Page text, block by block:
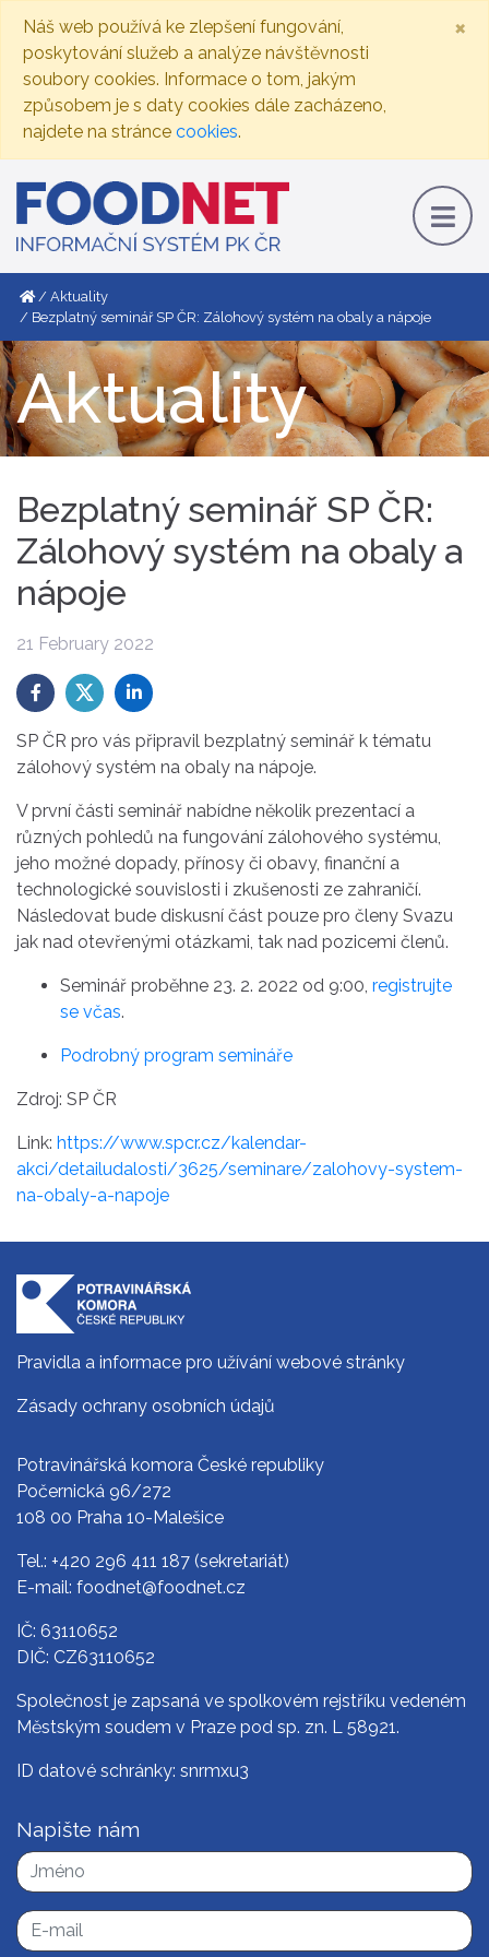
Náš web používá ke zlepšení fungování,
poskytování služeb a analýze návštěvnosti
soubory cookies. Informace o tom, jakým
způsobem je s daty cookies dále zacházeno,
najdete na stránce cookies.
×
Aktuality
Bezplatný seminář SP ČR: Zálohový systém na obaly a nápoje
Aktuality
Bezplatný seminář SP ČR:
Zálohový systém na obaly a
nápoje
21 February 2022
SP ČR pro vás připravil bezplatný seminář k tématu
zálohový systém na obaly na nápoje.
V první části seminář nabídne několik prezentací a
různých pohledů na fungování zálohového systému,
jeho možné dopady, přínosy či obavy, finanční a
technologické souvislosti i zkušenosti ze zahraničí.
Následovat bude diskusní část pouze pro členy Svazu
jak nad otevřenými otázkami, tak nad pozicemi členů.
Seminář proběhne 23. 2. 2022 od 9:00, registrujte
se včas.
Podrobný program semináře
Zdroj: SP ČR
Link: https://www.spcr.cz/kalendar-
akci/detailudalosti/3625/seminare/zalohovy-system-
na-obaly-a-napoje
Pravidla a informace pro užívání webové stránky
Zásady ochrany osobních údajů
Potravinářská komora České republiky
Počernická 96/272
108 00 Praha 10-Malešice
Tel.: +420 296 411 187 (sekretariát)
E-mail: foodnet@foodnet.cz
IČ: 63110652
DIČ: CZ63110652
Společnost je zapsaná ve spolkovém rejstříku vedeném
Městským soudem v Praze pod sp. zn. L 58921.
ID datové schránky: snrmxu3
Napište nám